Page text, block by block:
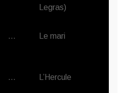
Legras)
… Le mari
… L’Hercule